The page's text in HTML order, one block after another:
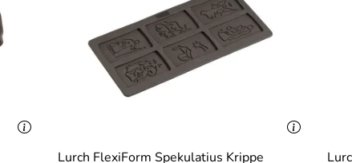
Lurch FlexiForm Spekulatius Krippe